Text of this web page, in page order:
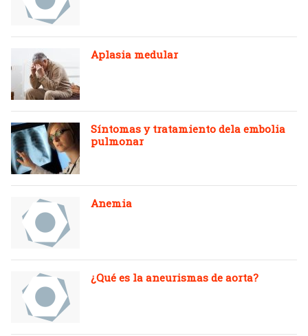
Aplasia medular
Síntomas y tratamiento dela embolia
pulmonar
Anemia
¿Qué es la aneurismas de aorta?